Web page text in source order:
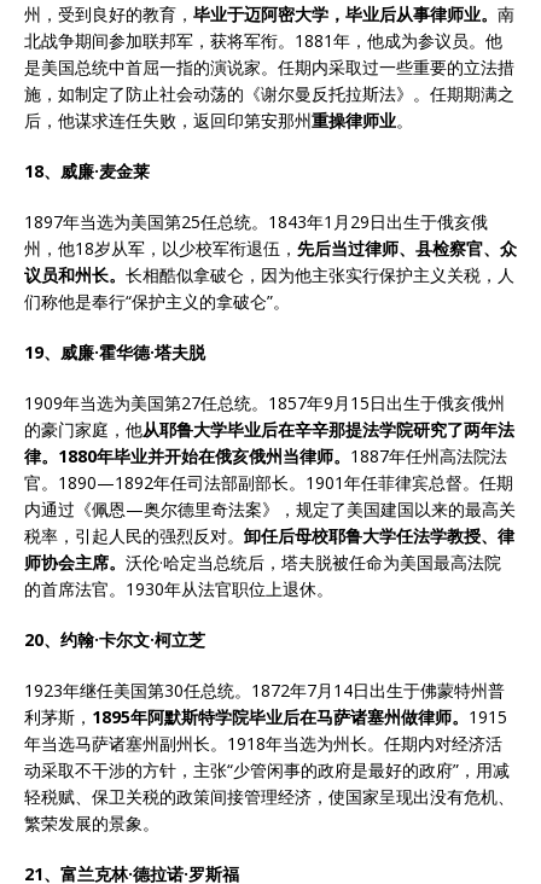
州，受到良好的教育， 毕业于迈阿密大学，毕业后从事律师业。 南
北战争期间参加联邦军，获将军衔。1881年，他成为参议员。他
是美国总统中首屈一指的演说家。任期内采取过一些重要的立法措
施，如制定了防止社会动荡的《谢尔曼反托拉斯法》。任期期满之
后，他谋求连任失败，返回印第安那州重操律师业。
18、威廉·麦金莱
1897年当选为美国第25任总统。1843年1月29日出生于俄亥俄
州，他18岁从军，以少校军衔退伍， 先后当过律师、县检察官、众
议员和州长。 长相酷似拿破仑，因为他主张实行保护主义关税，人
们称他是奉行“保护主义的拿破仑”。
19、威廉·霍华德·塔夫脱
1909年当选为美国第27任总统。1857年9月15日出生于俄亥俄州
的豪门家庭，他从耶鲁大学毕业后在辛辛那提法学院研究了两年法
律。 1880年毕业并开始在俄亥俄州当律师。 1887年任州高法院法
官。1890—1892年任司法部副部长。1901年任菲律宾总督。任期
内通过《佩恩—奥尔德里奇法案》，规定了美国建国以来的最高关
税率，引起人民的强烈反对。 卸任后母校耶鲁大学任法学教授、律
师协会主席。 沃伦·哈定当总统后，塔夫脱被任命为美国最高法院
的首席法官。1930年从法官职位上退休。
20、约翰·卡尔文·柯立芝
1923年继任美国第30任总统。1872年7月14日出生于佛蒙特州普
利茅斯， 1895年阿默斯特学院毕业后在马萨诸塞州做律师。 1915
年当选马萨诸塞州副州长。1918年当选为州长。任期内对经济活
动采取不干涉的方针，主张“少管闲事的政府是最好的政府”，用减
轻税赋、保卫关税的政策间接管理经济，使国家呈现出没有危机、
繁荣发展的景象。
21、富兰克林·德拉诺·罗斯福